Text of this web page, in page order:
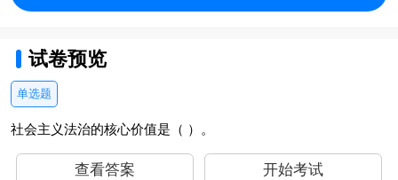
试卷预览
单选题
社会主义法治的核心价值是（ ）。
查看答案 开始考试